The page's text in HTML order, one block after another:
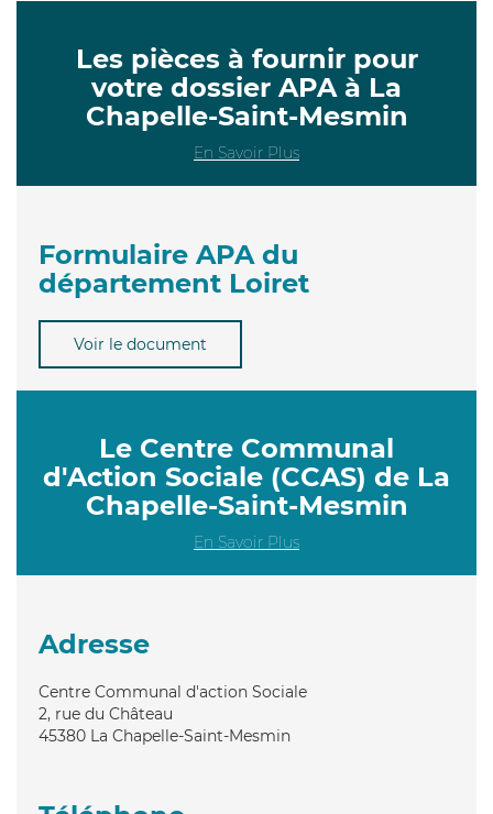
Les pièces à fournir pour
votre dossier APA à La
Chapelle-Saint-Mesmin
En Savoir Plus
Formulaire APA du
département Loiret
Voir le document
Le Centre Communal
d'Action Sociale (CCAS) de La
Chapelle-Saint-Mesmin
En Savoir Plus
Adresse
Centre Communal d'action Sociale
2, rue du Château
45380 La Chapelle-Saint-Mesmin